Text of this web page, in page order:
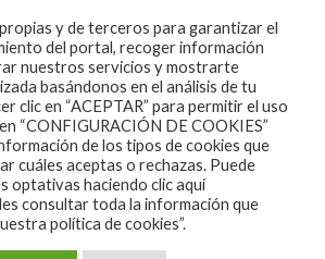
-CODETIPITHEME
y de terceros para garantizar el
del portal, recoger información
nuestros servicios y mostrarte
basándonos en el análisis de tu
clic en “ACEPTAR” para permitir el uso
“CONFIGURACIÓN DE COOKIES”
de los tipos de cookies que
cuáles aceptas o rechazas. Puede
optativas haciendo clic aquí
consultar toda la información que
política de cookies”.